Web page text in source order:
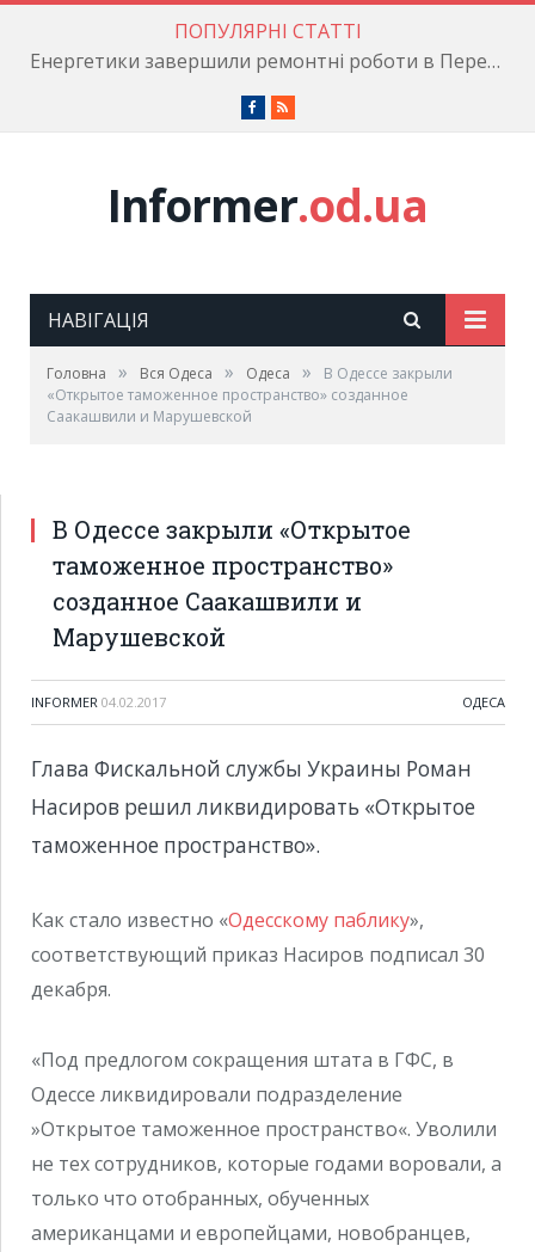
ПОПУЛЯРНІ СТАТТІ
Енергетики завершили ремонтні роботи в Пересипському районі
Facebook
RSS
Informer.od.ua
НАВІГАЦІЯ
Головна » Вся Одеса » Одеса »
В Одессе закрыли
«Открытое таможенное пространство» созданное
Саакашвили и Марушевской
В Одессе закрыли «Открытое
таможенное пространство»
созданное Саакашвили и
Марушевской
INFORMER 04.02.2017 ОДЕСА
Глава Фискальной службы Украины Роман
Насиров решил ликвидировать «Открытое
таможенное пространство».
Как стало известно «Одесскому паблику»,
соответствующий приказ Насиров подписал 30
декабря.
«Под предлогом сокращения штата в ГФС, в
Одессе ликвидировали подразделение
»Открытое таможенное пространство«. Уволили
не тех сотрудников, которые годами воровали, а
только что отобранных, обученных
американцами и европейцами, новобранцев,